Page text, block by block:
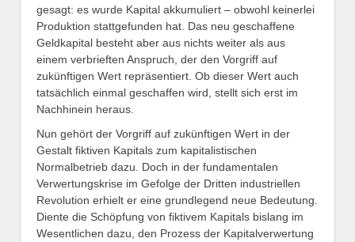
gesagt: es wurde Kapital akkumuliert – obwohl keinerlei
Produktion stattgefunden hat. Das neu geschaffene
Geldkapital besteht aber aus nichts weiter als aus
einem verbrieften Anspruch, der den Vorgriff auf
zukünftigen Wert repräsentiert. Ob dieser Wert auch
tatsächlich einmal geschaffen wird, stellt sich erst im
Nachhinein heraus.
Nun gehört der Vorgriff auf zukünftigen Wert in der
Gestalt fiktiven Kapitals zum kapitalistischen
Normalbetrieb dazu. Doch in der fundamentalen
Verwertungskrise im Gefolge der Dritten industriellen
Revolution erhielt er eine grundlegend neue Bedeutung.
Diente die Schöpfung von fiktivem Kapitals bislang im
Wesentlichen dazu, den Prozess der Kapitalverwertung